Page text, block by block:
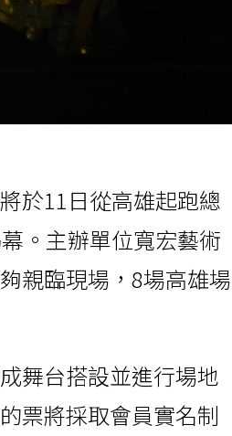
於11日從高雄起跑總
。主辦單位寬宏藝術
親臨現場，8場高雄場
舞台搭設並進行場地
票將採取會員實名制